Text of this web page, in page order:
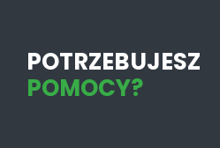
POTRZEBUJESZ
POMOCY?